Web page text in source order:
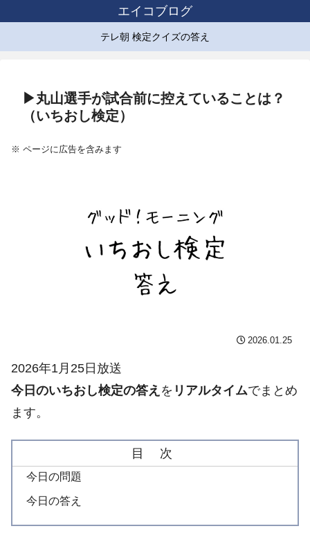
エイコブログ
テレ朝 検定クイズの答え
▶丸山選手が試合前に控えていることは？
（いちおし検定）
※ ページに広告を含みます
2026.01.25
2026年1月25日放送
今日のいちおし検定の答え を リアルタイムでまとめ
ます。
目 次
今日の問題
今日の答え